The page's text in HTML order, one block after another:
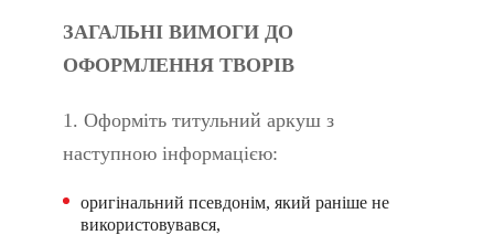
ЗАГАЛЬНІ ВИМОГИ ДО
ОФОРМЛЕННЯ ТВОРІВ
1. Оформіть титульний аркуш з
наступною інформацією:
оригінальний псевдонім, який раніше не
використовувався,